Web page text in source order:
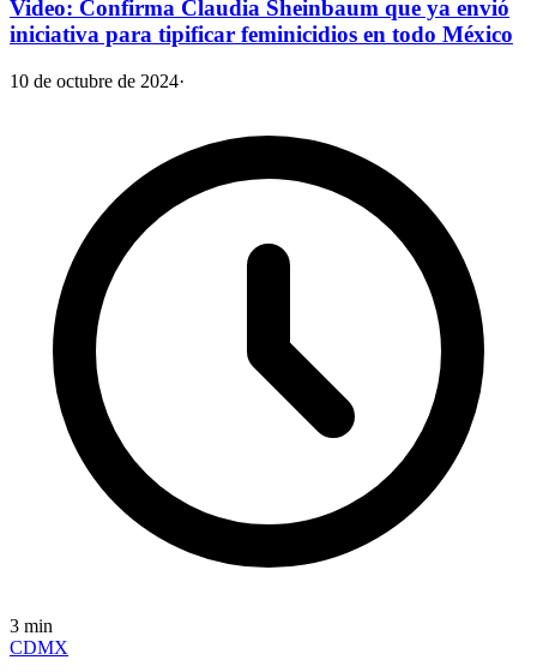
Video: Confirma Claudia Sheinbaum que ya envió
iniciativa para tipificar feminicidios en todo México
10 de octubre de 2024·
3 min
CDMX